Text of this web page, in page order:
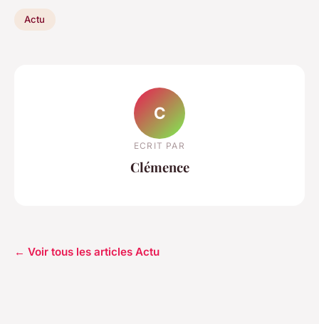
Actu
C
ECRIT PAR
Clémence
← Voir tous les articles Actu